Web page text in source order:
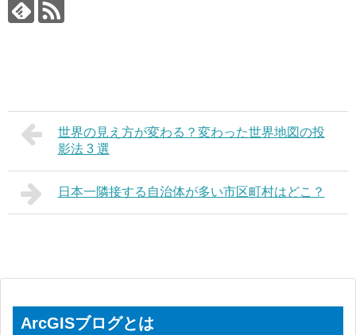
世界の見え方が変わる？変わった世界地図の投
影法 3 選
日本一隣接する自治体が多い市区町村はどこ？
ArcGISブログとは